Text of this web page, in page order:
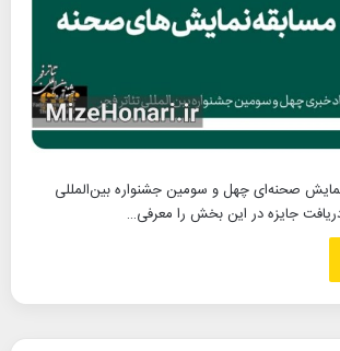
صحنه‌ای چهل و سومین جشنواره بین‌المللی
دریافت جایزه در این بخش را معرفی…